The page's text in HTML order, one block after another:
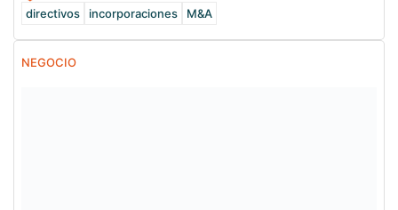
directivos
incorporaciones M&A
NEGOCIO